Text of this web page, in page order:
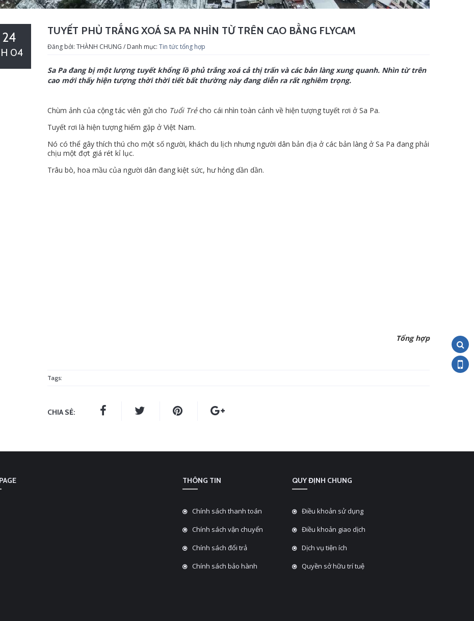
TUYẾT PHỦ TRẮNG XOÁ SA PA NHÌN TỪ TRÊN CAO BẰNG FLYCAM
24
04 Đăng bởi: THÀNH CHUNG / Danh mục: Tin tức tổng hợp
Sa Pa đang bị một lượng tuyết khổng lồ phủ trắng xoá cả thị trấn và các bản làng xung quanh. Nhìn từ trên
cao mới thấy hiện tượng thời thời tiết bất thường này đang diễn ra rất nghiêm trọng.
Chùm ảnh của cộng tác viên gửi cho Tuổi Trẻcho cái nhìn toàn cảnh về hiện tượng tuyết rơi ở Sa Pa.
Tuyết rơi là hiện tượng hiếm gặp ở Việt Nam.
Nó có thể gây thích thú cho một số người, khách du lịch nhưng người dân bản địa ở các bản làng ở Sa Pa đang phải
chịu một đợt giá rét kỉ lục.
Trâu bò, hoa mầu của người dân đang kiệt sức, hư hỏng dần dần.
Tổng hợp
Tags:
CHIA SẺ:
THÔNG TIN
Chính sách thanh toán
Chính sách vận chuyển
Chính sách đổi trả
Chính sách bảo hành
QUY ĐỊNH CHUNG
Điều khoản sử dụng
Điều khoản giao dịch
Dịch vụ tiện ích
Quyền sở hữu trí tuệ